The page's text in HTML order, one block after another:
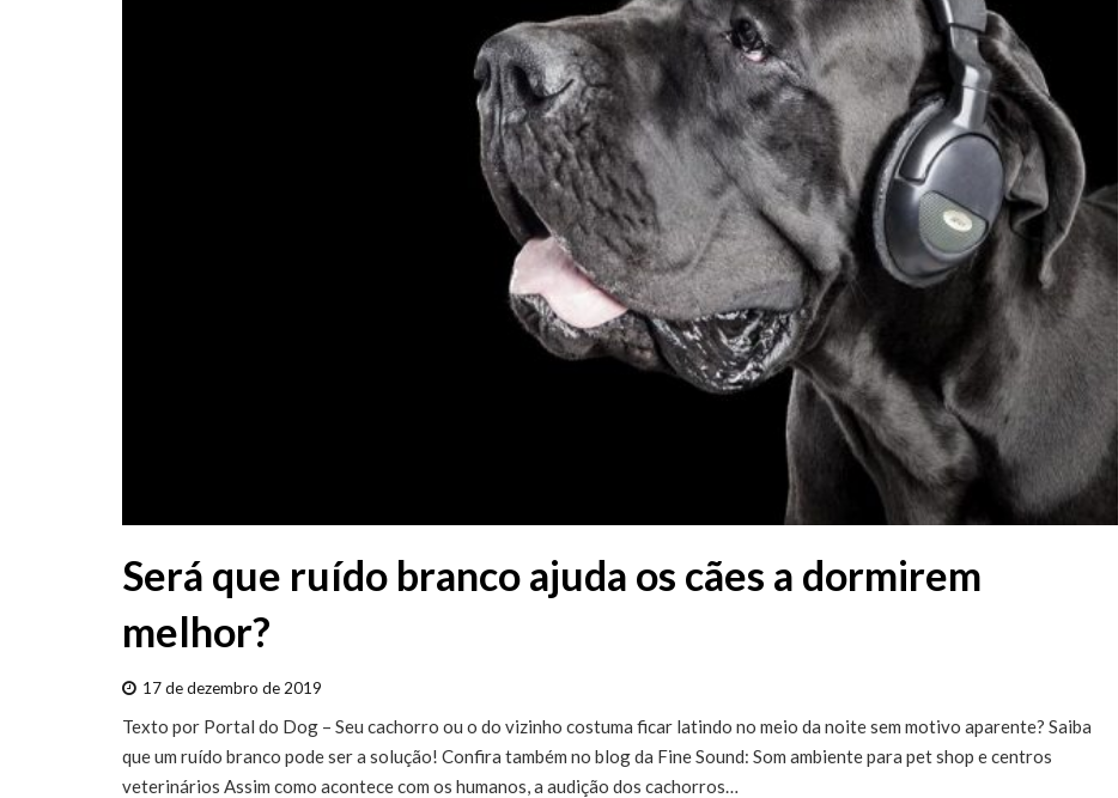
Será que ruído branco ajuda os cães a dormirem
melhor?
17 de dezembro de 2019
Texto por Portal do Dog – Seu cachorro ou o do vizinho costuma ficar latindo no meio da noite sem motivo aparente? Saiba
que um ruído branco pode ser a solução! Confira também no blog da Fine Sound: Som ambiente para pet shop e centros
veterinários Assim como acontece com os humanos, a audição dos cachorros…